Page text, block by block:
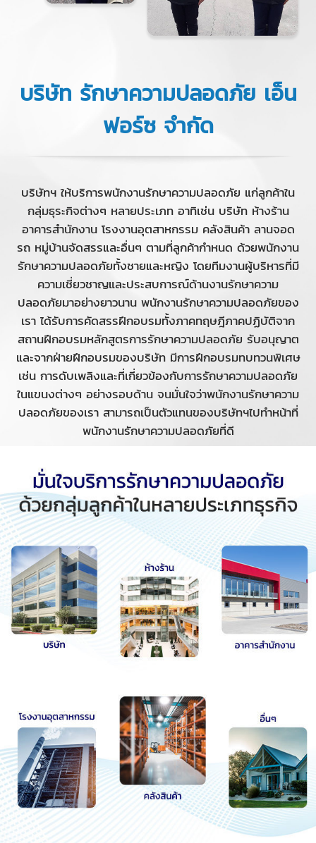
บริษัท รักษาความปลอดภัย เอ็น
ฟอร์ซ จำกัด
บริษัทฯ ให้บริการพนักงานรักษาความปลอดภัย แก่ลูกค้าใน
กลุ่มธุระกิจต่างๆ หลายประเภท อาทิเช่น บริษัท ห้างร้าน
อาคารสำนักงาน โรงงานอุตสาหกรรม คลังสินค้า ลานจอด
รถ หมู่บ้านจัดสรรและอื่นๆ ตามที่ลูกค้ากำหนด ด้วยพนักงาน
รักษาความปลอดภัยทั้งชายและหญิง โดยทีมงานผู้บริหารที่มี
ความเชี่ยวชาญและประสบการณ์ด้านงานรักษาความ
ปลอดภัยมาอย่างยาวนาน พนักงานรักษาความปลอดภัยของ
เรา ได้รับการคัดสรรฝึกอบรมทั้งภาคทฤษฎีภาคปฏิบัติจาก
สถานฝึกอบรมหลักสูตรการรักษาความปลอดภัย รับอนุญาต
และจากฝ่ายฝึกอบรมของบริษัท มีการฝึกอบรมทบทวนพิเศษ
เช่น การดับเพลิงและที่เกี่ยวข้องกับการรักษาความปลอดภัย
ในแขนงต่างๆ อย่างรอบด้าน จนมั่นใจว่าพนักงานรักษาความ
ปลอดภัยของเรา สามารถเป็นตัวแทนของบริษัทฯไปทำหน้าที่
พนักงานรักษาความปลอดภัยที่ดี